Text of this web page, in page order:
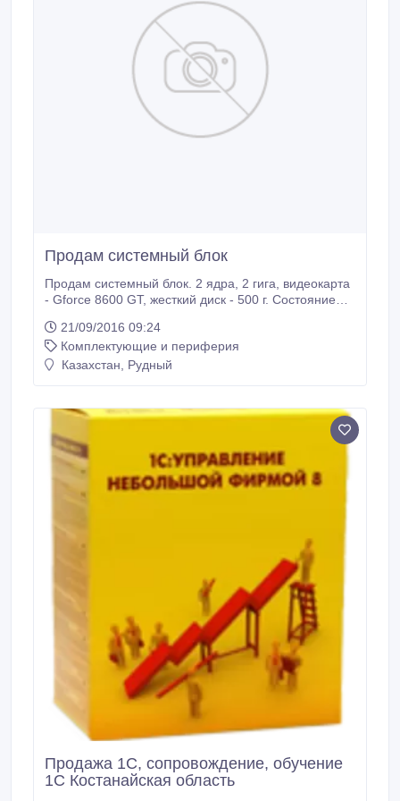
Продам системный блок
Продам системный блок. 2 ядра, 2 гига, видеокарта
- Gforce 8600 GT, жесткий диск - 500 г. Состояние
21/09/2016 09:24
Комплектующие и периферия
Казахстан, Рудный
Продажа 1С, сопровождение, обучение
1С Костанайская область